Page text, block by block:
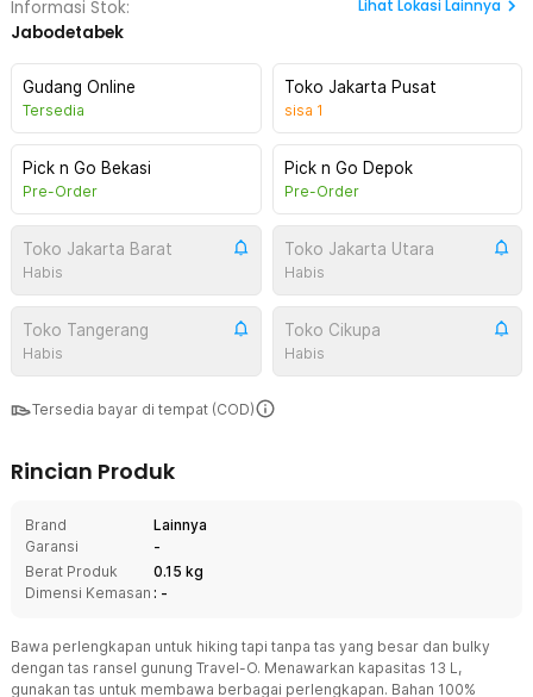
Informasi Stok:
Jabodetabek
Lihat Lokasi Lainnya
Gudang Online
Tersedia
Toko Jakarta Pusat
sisa 1
Pick n Go Bekasi
Pre-Order
Pick n Go Depok
Pre-Order
Toko Jakarta Barat
Habis
Toko Jakarta Utara
Habis
Toko Tangerang
Habis
Toko Cikupa
Habis
Tersedia bayar di tempat (COD)
Rincian Produk
Brand
Lainnya
Garansi
-
Berat Produk
0.15 kg
Dimensi Kemasan : -
Bawa perlengkapan untuk hiking tapi tanpa tas yang besar dan bulky
dengan tas ransel gunung Travel-O. Menawarkan kapasitas 13 L,
gunakan tas untuk membawa berbagai perlengkapan. Bahan 100%